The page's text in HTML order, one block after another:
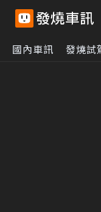
國內車訊 發燒試